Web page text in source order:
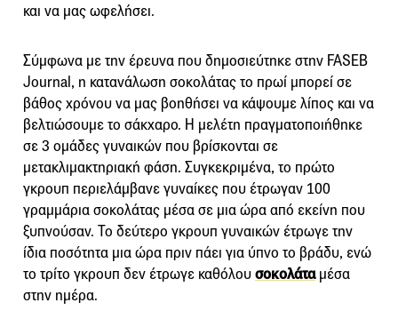
και να μας ωφελήσει.
Σύμφωνα με την έρευνα που δημοσιεύτηκε στην FASEB
Journal, η κατανάλωση σοκολάτας το πρωί μπορεί σε
βάθος χρόνου να μας βοηθήσει να κάψουμε λίπος και να
βελτιώσουμε το σάκχαρο. Η μελέτη πραγματοποιήθηκε
σε 3 ομάδες γυναικών που βρίσκονται σε
μετακλιμακτηριακή φάση. Συγκεκριμένα, το πρώτο
γκρουπ περιελάμβανε γυναίκες που έτρωγαν 100
γραμμάρια σοκολάτας μέσα σε μια ώρα από εκείνη που
ξυπνούσαν. Το δεύτερο γκρουπ γυναικών έτρωγε την
ίδια ποσότητα μια ώρα πριν πάει για ύπνο το βράδυ, ενώ
το τρίτο γκρουπ δεν έτρωγε καθόλου σοκολάταμέσα
στην ημέρα.